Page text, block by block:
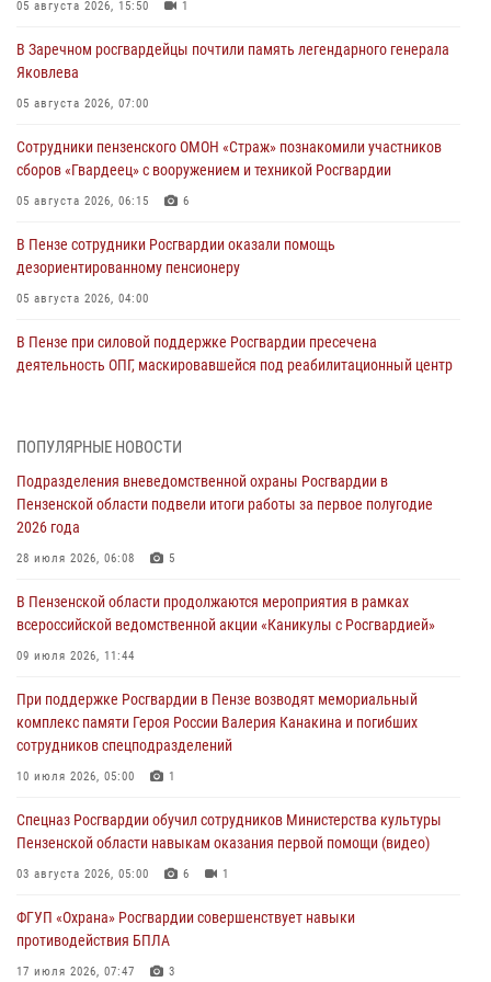
05 августа 2026, 15:50 1
В Заречном росгвардейцы почтили память легендарного генерала
Яковлева
05 августа 2026, 07:00
Сотрудники пензенского ОМОН «Страж» познакомили участников
сборов «Гвардеец» с вооружением и техникой Росгвардии
05 августа 2026, 06:15 6
В Пензе сотрудники Росгвардии оказали помощь
дезориентированному пенсионеру
05 августа 2026, 04:00
В Пензе при силовой поддержке Росгвардии пресечена
деятельность ОПГ, маскировавшейся под реабилитационный центр
работы за первое полугодие 2026 года
Росгвардия обеспечила безопасность праздничных мероприятий в
В Пензе сотрудники Росгвардии задержали мужчину, который
дома
03 августа 2026, 05:59
Росгвардейцы Пензенской области отмечают 35-летие дежурной
03 августа 2026, 05:15
ПОПУЛЯРНЫЕ НОВОСТИ
Подразделения вневедомственной охраны Росгвардии в
Пензенской области подвели итоги работы за первое полугодие
2026 года
28 июля 2026, 06:08 5
В Пензенской области продолжаются мероприятия в рамках
всероссийской ведомственной акции «Каникулы с Росгвардией»
09 июля 2026, 11:44
При поддержке Росгвардии в Пензе возводят мемориальный
комплекс памяти Героя России Валерия Канакина и погибших
сотрудников спецподразделений
10 июля 2026, 05:00 1
Спецназ Росгвардии обучил сотрудников Министерства культуры
Пензенской области навыкам оказания первой помощи (видео)
03 августа 2026, 05:00 6 1
ФГУП «Охрана» Росгвардии совершенствует навыки
противодействия БПЛА
17 июля 2026, 07:47 3